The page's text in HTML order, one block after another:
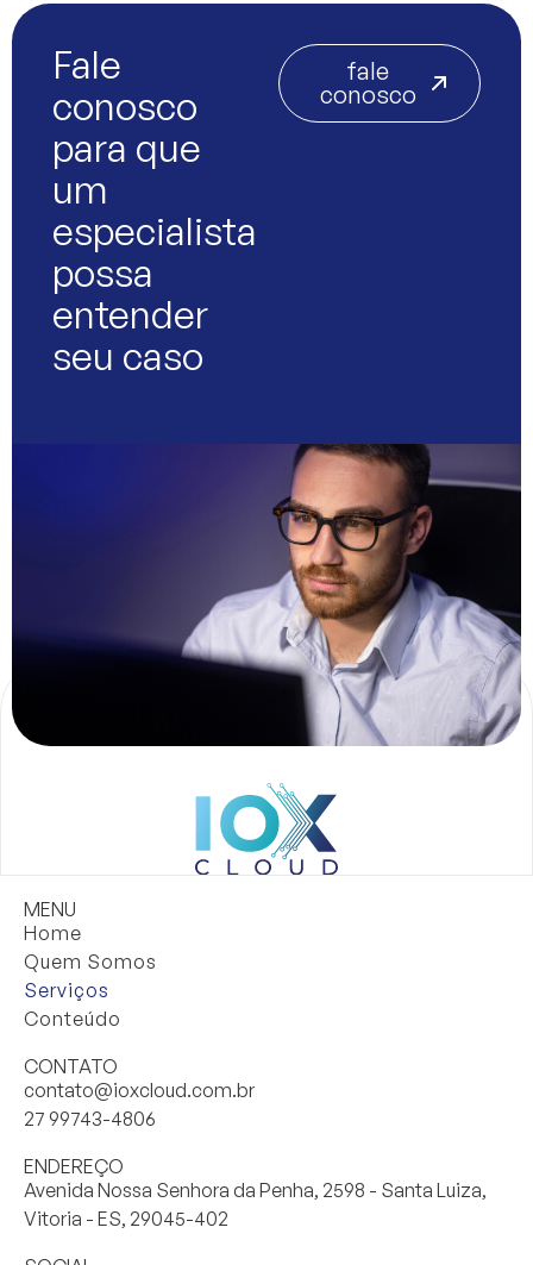
Fale
conosco
para que
um
especialista
possa
entender
seu caso
fale
conosco
ENDEREÇO
Avenida Nossa Senhora da Penha, 2598 - Santa Luiza,
Vitoria - ES, 29045-402
CONTATO
contato@ioxcloud.com.br
27 99743-4806
MENU
Home
Quem Somos
Serviços
Conteúdo